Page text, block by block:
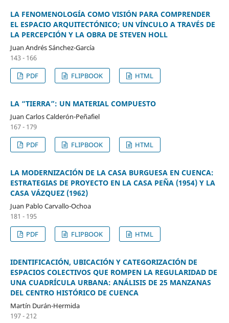
LA FENOMENOLOGÍA COMO VISIÓN PARA COMPRENDER
EL ESPACIO ARQUITECTÓNICO; UN VÍNCULO A TRAVÉS DE
LA PERCEPCIÓN Y LA OBRA DE STEVEN HOLL
Juan Andrés Sánchez-García
143 - 166
PDF
FLIPBOOK HTML
LA “TIERRA”: UN MATERIAL COMPUESTO
Juan Carlos Calderón-Peñafiel
167 - 179
PDF
FLIPBOOK HTML
LA MODERNIZACIÓN DE LA CASA BURGUESA EN CUENCA:
ESTRATEGIAS DE PROYECTO EN LA CASA PEÑA (1954) Y LA
CASA VÁZQUEZ (1962)
Juan Pablo Carvallo-Ochoa
181 - 195
PDF
FLIPBOOK HTML
IDENTIFICACIÓN, UBICACIÓN Y CATEGORIZACIÓN DE
ESPACIOS COLECTIVOS QUE ROMPEN LA REGULARIDAD DE
UNA CUADRÍCULA URBANA: ANÁLISIS DE 25 MANZANAS
DEL CENTRO HISTÓRICO DE CUENCA
Martín Durán-Hermida
197 - 212